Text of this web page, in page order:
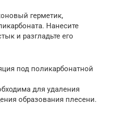
герметик,
Нанесите
и разгладьте его
под поликарбонатной
для удаления
образования плесени.